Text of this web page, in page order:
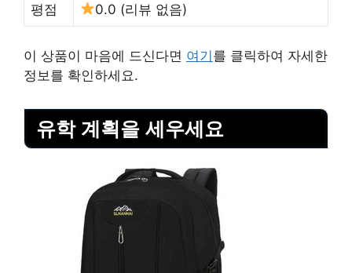
평점 0.0 (리뷰 없음)
이 상품이 마음에 드신다면 여기 를 클릭하여 자세한
정보를 확인하세요.
유학 계획을 세우세요